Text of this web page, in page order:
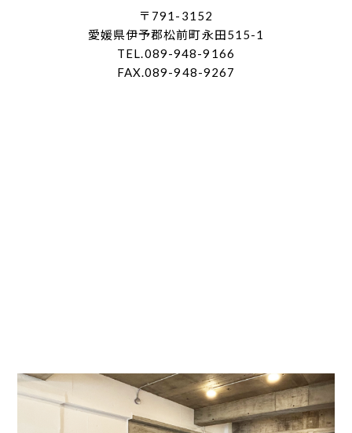
〒791-3152
愛媛県伊予郡松前町永田515-1
TEL.089-948-9166
FAX.089-948-9267